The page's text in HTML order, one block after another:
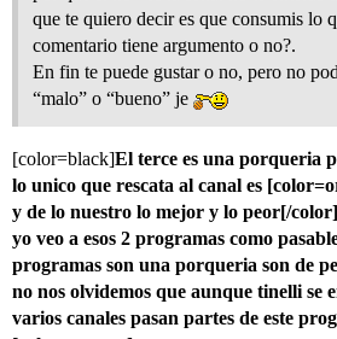
que te quiero decir es que consumis lo
comentario tiene argumento o no?.
En fin te puede gustar o no, pero no
“malo” o “bueno” je
[color=black]El terce es una porqueria
lo unico que rescata al canal es
y de lo nuestro lo mejor y lo peor[/color]
yo veo a esos 2 programas como
programas son una porqueria son de
no nos olvidemos que aunque tinelli se
varios canales pasan partes de este